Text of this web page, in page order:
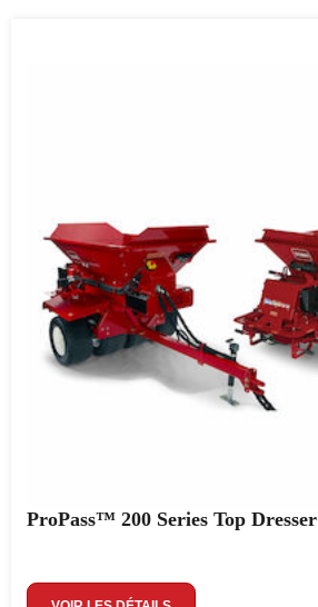
ProPass™ 200 Series Top Dresser